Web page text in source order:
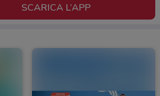
SCARICA L’APP